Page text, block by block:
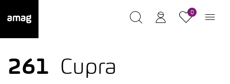
0
261
Cupra